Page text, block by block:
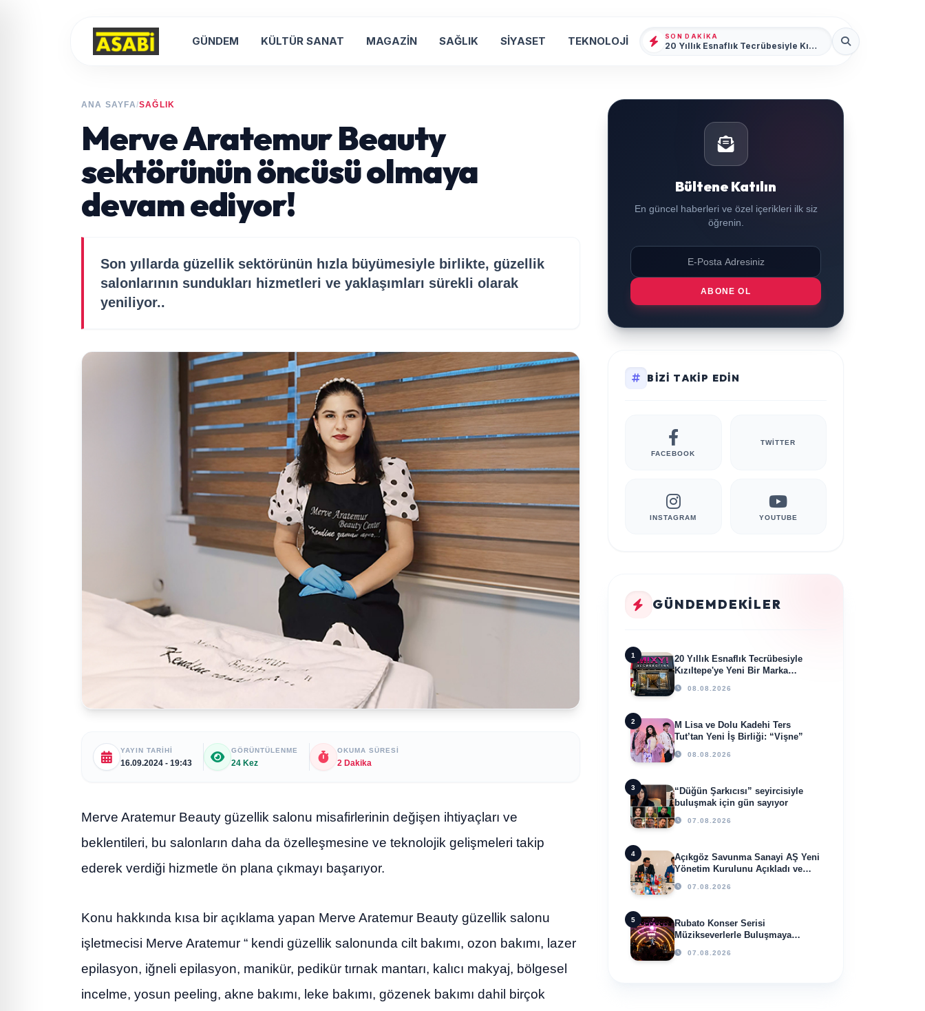
GÜNDEM KÜLTÜR SANAT MAGAZİN SAĞLIK SİYASET TEKNOLOJİ SON DAKIKA
20 Yıllık Esnaflık Tecrübesiyle Kızıltepe'ye Yeni Bir Marka Kazandırdı
ANA SAYFA/SAĞLIK
Merve Aratemur Beauty
sektörünün öncüsü olmaya
devam ediyor!
Son yıllarda güzellik sektörünün hızla büyümesiyle birlikte, güzellik
salonlarının sundukları hizmetleri ve yaklaşımları sürekli olarak
yeniliyor..
YAYIN TARIHI
16.09.2024 - 19:43
GÖRÜNTÜLENME
24 Kez
OKUMA SÜRESI
2 Dakika
Merve Aratemur Beauty güzellik salonu misafirlerinin değişen ihtiyaçları ve
beklentileri, bu salonların daha da özelleşmesine ve teknolojik gelişmeleri takip
ederek verdiği hizmetle ön plana çıkmayı başarıyor.
Konu hakkında kısa bir açıklama yapan Merve Aratemur Beauty güzellik salonu
işletmecisi Merve Aratemur “ kendi güzellik salonunda cilt bakımı, ozon bakımı, lazer
epilasyon, iğneli epilasyon, manikür, pedikür tırnak mantarı, kalıcı makyaj, bölgesel
incelme, yosun peeling, akne bakımı, leke bakımı, gözenek bakımı dahil birçok
Bültene Katılın
En güncel haberleri ve özel içerikleri ilk siz
öğrenin.
ABONE OL
BIZI TAKIP EDIN
FACEBOOK
TWITTER
INSTAGRAM YOUTUBE
GÜNDEMDEKILER
1
20 Yıllık Esnaflık Tecrübesiyle
Kızıltepe'ye Yeni Bir Marka
Kazandırdı
08.08.2026
2
M Lisa ve Dolu Kadehi Ters
Tut’tan Yeni İş Birliği: “Vişne”
08.08.2026
3
“Düğün Şarkıcısı” seyircisiyle
buluşmak için gün sayıyor
07.08.2026
4
Açıkgöz Savunma Sanayi AŞ Yeni
Yönetim Kurulunu Açıkladı ve
Savunma Sanayinde Küresel
Vizyon Vurgusu
07.08.2026
5
Rubato Konser Serisi
Müzikseverlerle Buluşmaya
Devam Ediyor
07.08.2026